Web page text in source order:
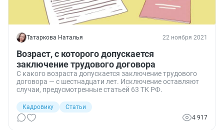
Татаркова Наталья 22 ноября 2021
Возраст, с которого допускается
заключение трудового договора
С какого возраста допускается заключение трудового
договора — с шестнадцати лет. Исключение оставляют
случаи, предусмотренные статьей 63 ТК РФ.
Кадровику
Статьи
4 917